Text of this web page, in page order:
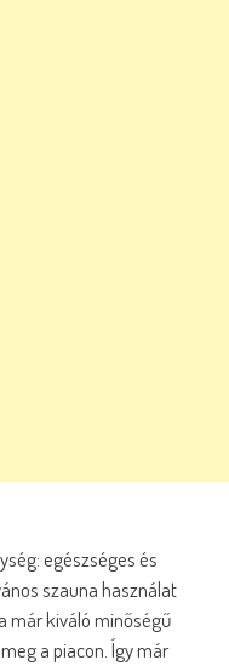
egészséges és
szauna használat
már kiváló minőségű
a piacon. Így már